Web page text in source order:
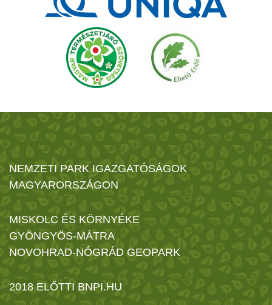
NEMZETI PARK IGAZGATÓSÁGOK
MAGYARORSZÁGON
MISKOLC ÉS KÖRNYÉKE
GYÖNGYÖS-MÁTRA
NOVOHRAD-NÓGRÁD GEOPARK
2018 ELŐTTI BNPI.HU